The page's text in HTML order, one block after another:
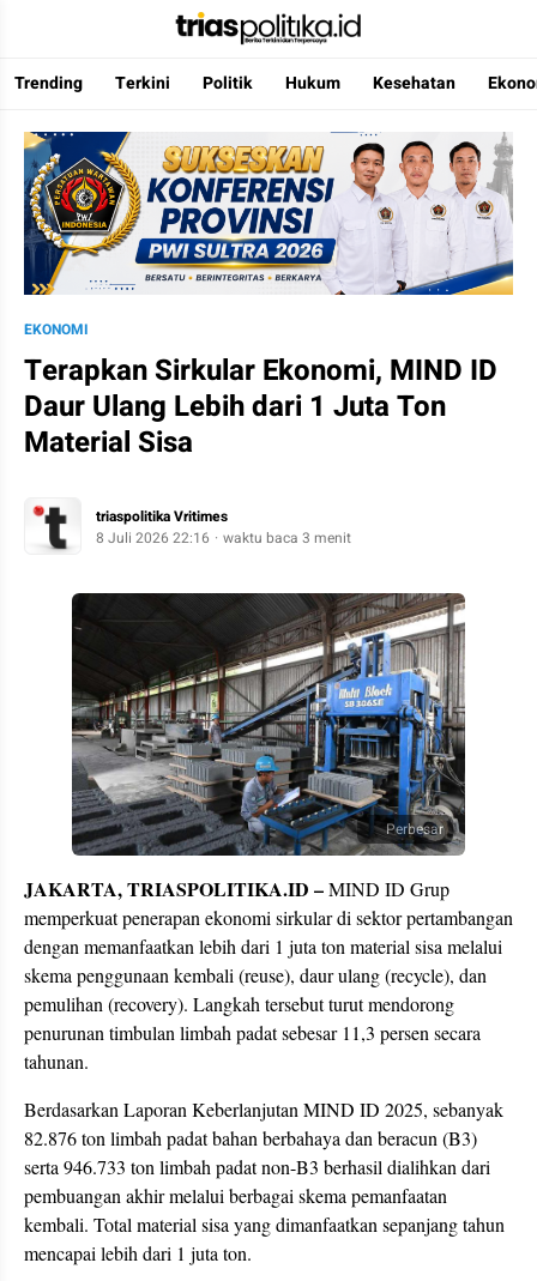
Berita Terkini & Terpercaya
Trending Terkini Politik Hukum Kesehatan
EKONOMI
Terapkan Sirkular Ekonomi, MIND ID
Daur Ulang Lebih dari 1 Juta Ton
Material Sisa
triaspolitika Vritimes
8 Juli 2026 22:16
waktu baca 3 menit
Perbesar
JAKARTA, TRIASPOLITIKA.ID –MIND ID Grup
memperkuat penerapan ekonomi sirkular di sektor pertambangan
dengan memanfaatkan lebih dari 1 juta ton material sisa melalui
skema penggunaan kembali (reuse), daur ulang (recycle), dan
pemulihan (recovery). Langkah tersebut turut mendorong
penurunan timbulan limbah padat sebesar 11,3 persen secara
tahunan.
Berdasarkan Laporan Keberlanjutan MIND ID 2025, sebanyak
82.876 ton limbah padat bahan berbahaya dan beracun (B3)
serta 946.733 ton limbah padat non-B3 berhasil dialihkan dari
pembuangan akhir melalui berbagai skema pemanfaatan
kembali. Total material sisa yang dimanfaatkan sepanjang tahun
mencapai lebih dari 1 juta ton.